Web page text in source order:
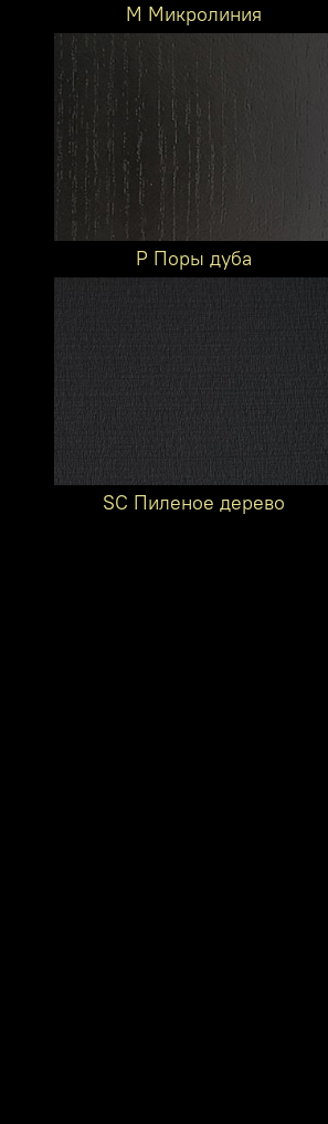
M Микролиния
P Поры дуба
SC Пиленое дерево